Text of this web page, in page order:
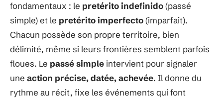
fondamentaux : le pretérito indefinido(passé
simple) et le pretérito imperfecto(imparfait).
Chacun possède son propre territoire, bien
délimité, même si leurs frontières semblent parfois
floues. Le passé simple intervient pour signaler
une action précise, datée, achevée. Il donne du
rythme au récit, fixe les événements qui font